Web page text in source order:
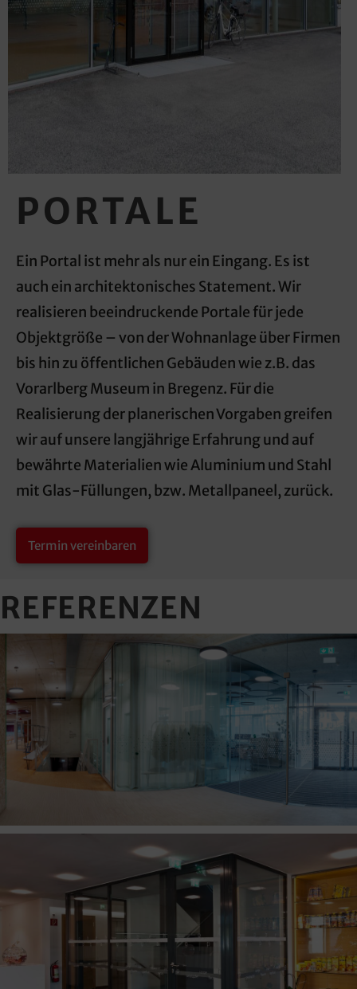
PORTALE
Ein Portal ist mehr als nur ein Eingang. Es ist
auch ein architektonisches Statement. Wir
realisieren beeindruckende Portale für jede
Objektgröße – von der Wohnanlage über Firmen
bis hin zu öffentlichen Gebäuden wie z.B. das
Vorarlberg Museum in Bregenz. Für die
Realisierung der planerischen Vorgaben greifen
wir auf unsere langjährige Erfahrung und auf
bewährte Materialien wie Aluminium und Stahl
mit Glas-Füllungen, bzw. Metallpaneel, zurück.
Termin vereinbaren
REFERENZEN